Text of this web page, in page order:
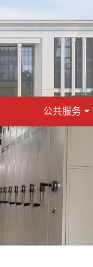
公共服务